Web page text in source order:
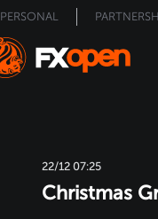
PERSONAL
22/12 07:25
Christmas